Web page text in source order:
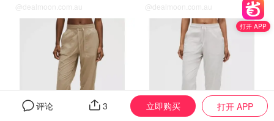
@dealmoon.com.au @dealmoon.com.au
打开 APP
评论 3 立即购买 打开 APP